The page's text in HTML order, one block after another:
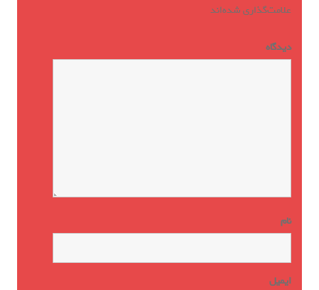
علامت‌گذاری شده‌اند
دیدگاه
نام
ایمیل